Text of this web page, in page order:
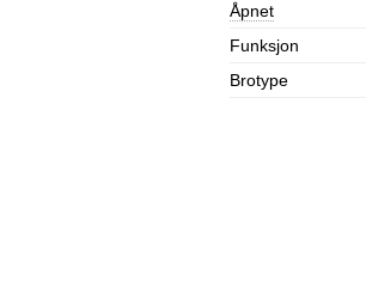
Åpnet
Funksjon
Brotype